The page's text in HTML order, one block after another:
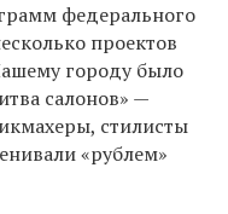
федерального
проектов
городу было
салонов» —
стилисты
«рублем»